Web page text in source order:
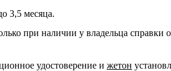
3,5 месяца.
при наличии у владельца справки о
удостоверение и жетон